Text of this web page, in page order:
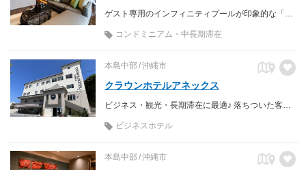
コンドミニアム・中長期滞在
本島中部 沖縄市
クラウンホテルアネックス
ビジネス・観光・長期滞在に最適♪ 落ちついた客室に無料Wi-Fi＆冷暖房＆ウォシュレット完備♪1階にセブンイレブンあり。
ビジネスホテル
本島中部 沖縄市